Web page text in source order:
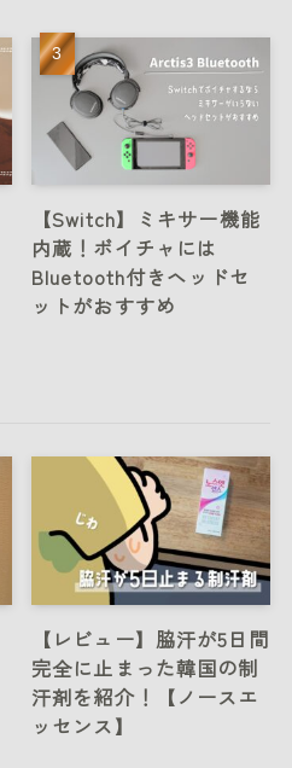
【Switch】ミキサー機能
内蔵！ボイチャには
Bluetooth付きヘッドセ
ットがおすすめ
【レビュー】脇汗が5日間
完全に止まった韓国の制
汗剤を紹介！【ノースエ
ッセンス】